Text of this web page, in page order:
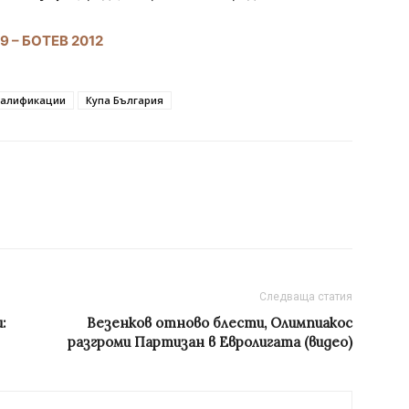
БОТЕВ 2012
Купа България
Следваща статия
Везенков отново блести, Олимпиакос
разгроми Партизан в Евролигата (видео)